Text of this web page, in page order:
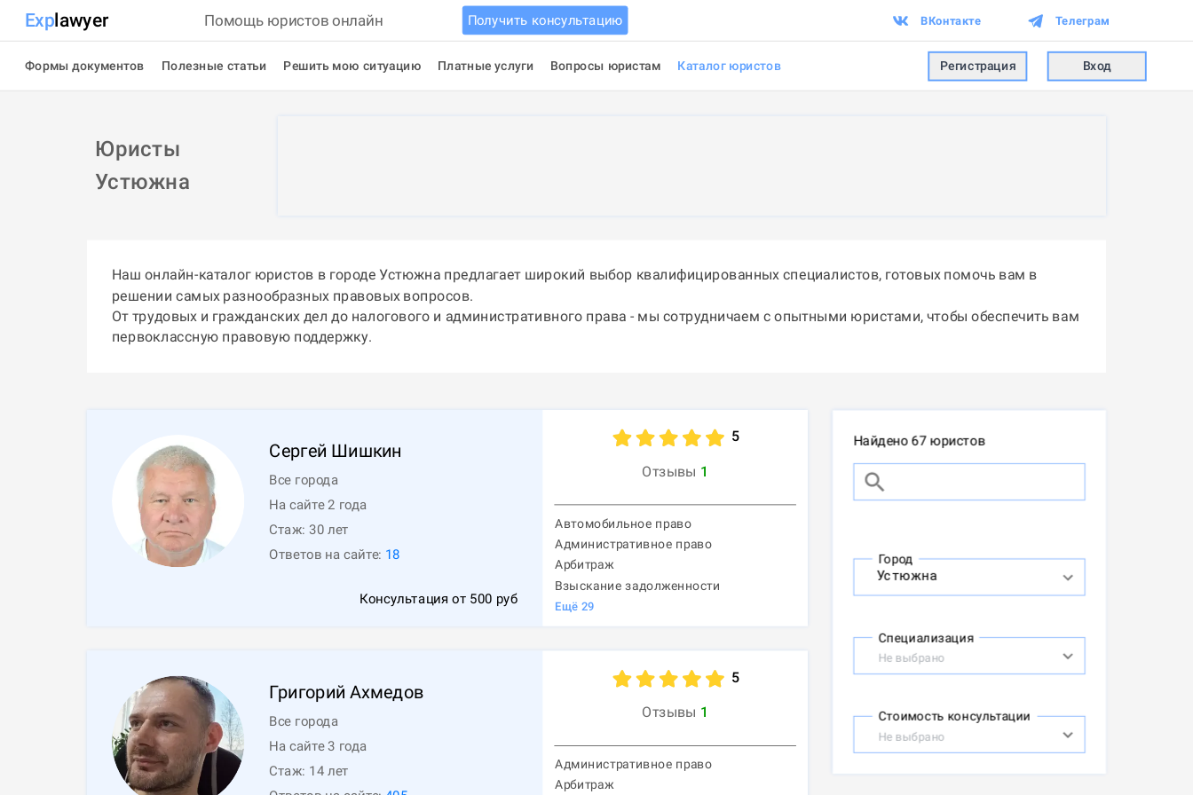
Explawyer Помощь юристов онлайн Получить консультацию ВКонтакте Телеграм
Формы документов Полезные статьи Решить мою ситуацию Платные услуги Вопросы юристам Каталог юристов Регистрация Вход
Юристы
Устюжна
Наш онлайн-каталог юристов в городе Устюжна предлагает широкий выбор квалифицированных специалистов, готовых помочь вам в
решении самых разнообразных правовых вопросов.
От трудовых и гражданских дел до налогового и административного права - мы сотрудничаем с опытными юристами, чтобы обеспечить вам
первоклассную правовую поддержку.
Сергей Шишкин
Все города
На сайте 2 года
Стаж:30 лет
Ответов на сайте: 18
Консультация от 500 руб
5
Отзывы 1
Автомобильное право
Административное право
Арбитраж
Взыскание задолженности
Ещё 29
Григорий Ахмедов
Все города
На сайте 3 года
Стаж: 14 лет
5
Отзывы 1
Административное право
Арбитраж
Найдено 67 юристов
Город
Специализация
Не выбрано
Стоимость консультации
Не выбрано